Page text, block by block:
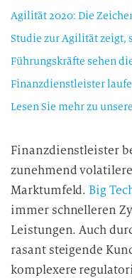
Agilität 2020: Die
Führungskräfte sehen
Finanzdienstleister
zunehmend
Marktumfeld.Big
immer schnelleren
Leistungen. Auch
rasant steigende
komplexere